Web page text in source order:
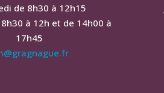
de 8h30 à 12h15
à 12h et de 14h00 à
17h45